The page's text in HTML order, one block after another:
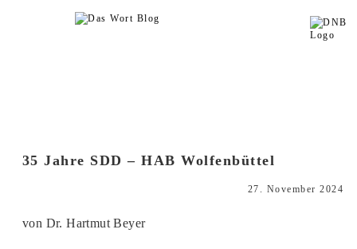
35 Jahre SDD – HAB Wolfenbüttel
27. November 2024
von Dr. Hartmut Beyer